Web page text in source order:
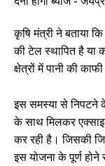
कृषि मंत्री ने बताया कि
की टेल स्थापित है या
क्षेत्रों में पानी की
इस समस्या से निपटने के
के साथ मिलकर
कर रही है। जिसकी
इस योजना के पूर्ण होने